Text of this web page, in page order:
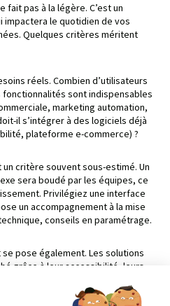
fait pas à la légère. C’est un
le quotidien de vos
Quelques critères méritent
réels. Combien d’utilisateurs
fonctionnalités sont indispensables
marketing automation,
il s’intégrer à des logiciels déjà
plateforme e-commerce) ?
critère souvent sous-estimé. Un
sera boudé par les équipes, ce
Privilégiez une interface
un accompagnement à la mise
conseils en paramétrage.
pose également. Les solutions
grâce à leur accessibilité, leurs
PME et ETI.